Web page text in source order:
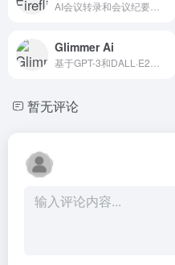
Glimmer Ai
暂无评论